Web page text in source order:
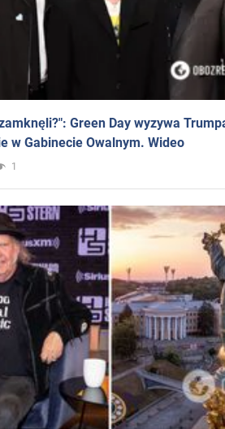
Green Day wyzywa
w Gabinecie Owalnym. Wideo
1